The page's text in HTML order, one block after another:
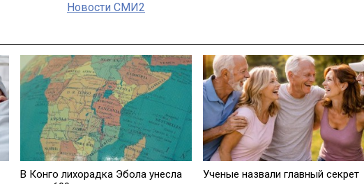
Новости СМИ2
В Конго лихорадка Эбола унесла
Ученые назвали главный секрет